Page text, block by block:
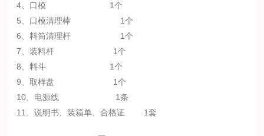
4 、口模 1个
5 、口模清理棒 1个
6 、料筒清理杆 1个
7 、装料杆 1个
8 、料斗 1个
9 、取样盘 1个
10 、电源线 1条
11
、说明书、装箱单、合格证 1套